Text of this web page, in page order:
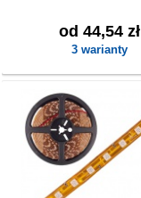
od 44,54 zł
3 warianty